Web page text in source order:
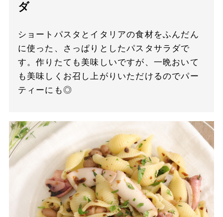
ダ
ショートパスタとイタリアの食材をふんだん
に使った、さっぱりとしたパスタサラダで
す。作りたても美味しいですが、一晩おいて
も美味しくお召し上がりいただけるのでパー
ティーにも◎